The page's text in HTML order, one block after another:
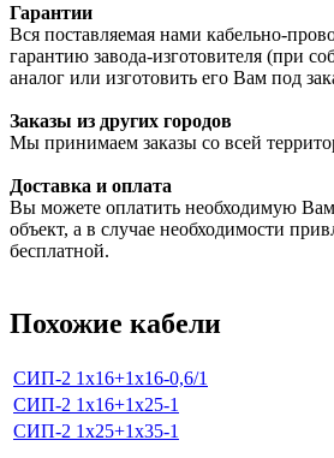
Гарантии
Вся поставляемая нами кабельно-
гарантию завода-изготовителя (при
аналог или изготовить его Вам под
Заказы из других городов
Мы принимаем заказы со всей
Доставка и оплата
Вы можете оплатить необходимую
объект, а в случае необходимости
бесплатной.
Похожие кабели
СИП-2 1х16+1х16-0,6/1
СИП-2 1х16+1х25-1
СИП-2 1х25+1х35-1